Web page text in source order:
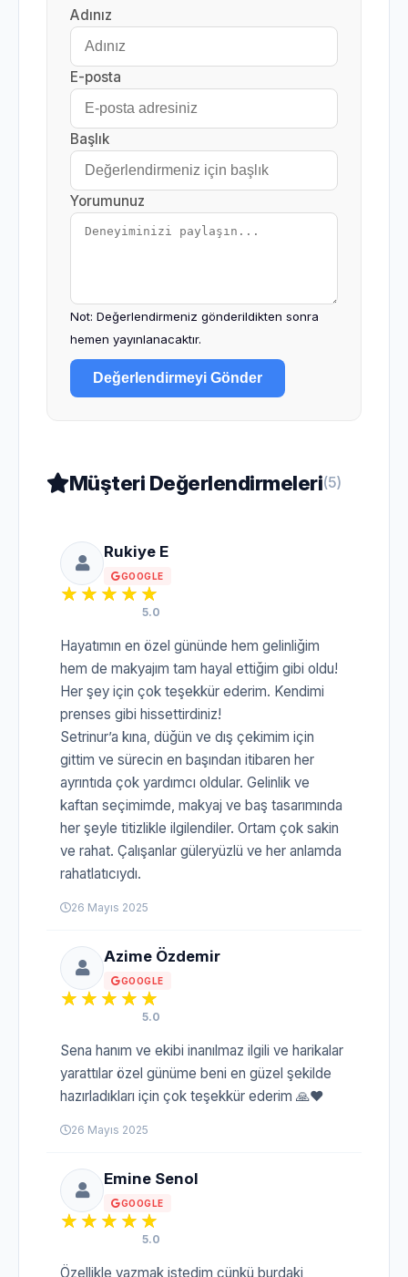
Adınız
E-posta
Başlık
Yorumunuz
Not: Değerlendirmeniz gönderildikten sonra
hemen yayınlanacaktır.
Değerlendirmeyi Gönder
Müşteri Değerlendirmeleri(5)
Rukiye E
GOOGLE
5.0
Hayatımın en özel gününde hem gelinliğim
hem de makyajım tam hayal ettiğim gibi oldu!
Her şey için çok teşekkür ederim. Kendimi
prenses gibi hissettirdiniz!
Setrinur’a kına, düğün ve dış çekimim için
gittim ve sürecin en başından itibaren her
ayrıntıda çok yardımcı oldular. Gelinlik ve
kaftan seçimimde, makyaj ve baş tasarımında
her şeyle titizlikle ilgilendiler. Ortam çok sakin
ve rahat. Çalışanlar güleryüzlü ve her anlamda
rahatlatıcıydı.
26 Mayıs 2025
Azime Özdemir
GOOGLE
5.0
Sena hanım ve ekibi inanılmaz ilgili ve harikalar
yarattılar özel günüme beni en güzel şekilde
hazırladıkları için çok teşekkür ederim 🙏❤️
26 Mayıs 2025
Emine Senol
GOOGLE
5.0
Özellikle yazmak istedim çünkü burdaki